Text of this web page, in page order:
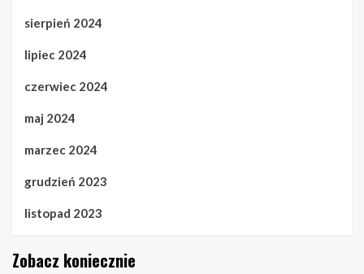
sierpień 2024
lipiec 2024
czerwiec 2024
maj 2024
marzec 2024
grudzień 2023
listopad 2023
Zobacz koniecznie